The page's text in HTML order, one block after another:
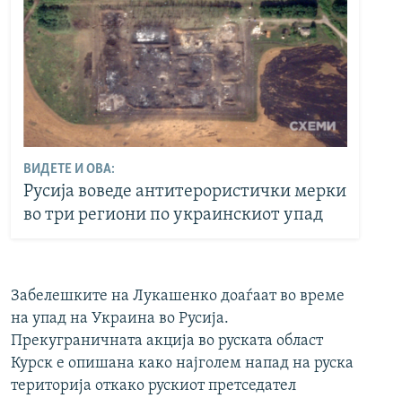
ВИДЕТЕ И ОВА:
Русија воведе антитерористички мерки
во три региони по украинскиот упад
Забелешките на Лукашенко доаѓаат во време
на упад на Украина во Русија.
Прекуграничната акција во руската област
Курск е опишана како најголем напад на руска
територија откако рускиот претседател